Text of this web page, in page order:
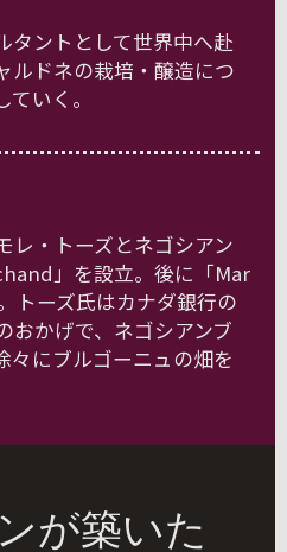
タントとして世界中へ赴
ルドネの栽培・醸造につ
いく。
レ・トーズとネゴシアン
」を設立。後に「Mar
トーズ氏はカナダ銀行の
おかげで、ネゴシアンブ
々にブルゴーニュの畑を
が築いた